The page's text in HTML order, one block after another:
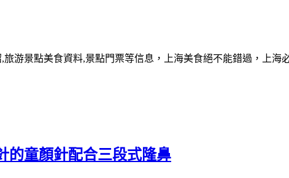
游景點美食資料,景點門票等信息，上海美食絕不能錯過，上海
的童顏針配合三段式隆鼻